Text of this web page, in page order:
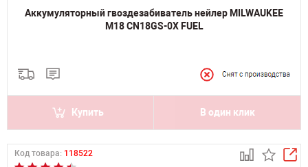
Аккумуляторный гвоздезабиватель нейлер MILWAUKEE
M18 CN18GS-0X FUEL
Купить В один клик
Код товара: 118522